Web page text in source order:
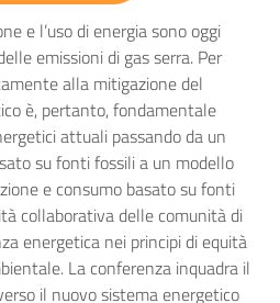
e l’uso di energia sono oggi
emissioni di gas serra. Per
alla mitigazione del
è, pertanto, fondamentale
attuali passando da un
su fonti fossili a un modello
e consumo basato su fonti
collaborativa delle comunità di
energetica nei principi di equità
La conferenza inquadra il
il nuovo sistema energetico